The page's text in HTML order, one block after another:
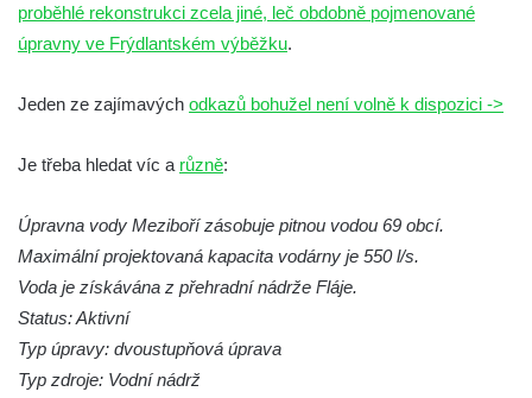
v Rumburku
Dům čp. 100/5 na Lužickém náměstí v
Dům čp. 105/10 na Lužickém náměstí v
Dům čp. 101/6 na Lužickém náměstí v
Rumburku
Dům čp. 104/9 na Lužickém náměstí v
Rumburku
Dům čp. 102/7 na Lužickém náměstí v
proběhlé rekonstrukci zcela jiné, leč obdobně pojmenované
úpravny ve Frýdlantském výběžku.
Jeden ze zajímavých odkazů bohužel není volně k dispozici ->
Je třeba hledat víc a různě:
Úpravna vody Meziboří zásobuje pitnou vodou 69 obcí.
Maximální projektovaná kapacita vodárny je 550 l/s.
Voda je získávána z přehradní nádrže Fláje.
Status: Aktivní
Typ úpravy: dvoustupňová úprava
Typ zdroje: Vodní nádrž